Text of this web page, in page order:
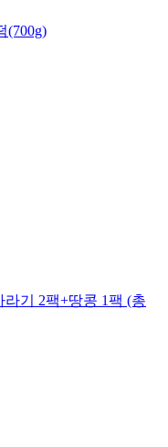
(700g)
기 2팩+땅콩 1팩 (총